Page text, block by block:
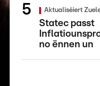
Aktualiséiert
Statec passt
no ënnen un